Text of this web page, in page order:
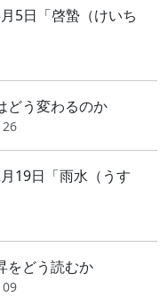
5日「啓蟄（けいち
どう変わるのか
19日「雨水（うす
をどう読むか